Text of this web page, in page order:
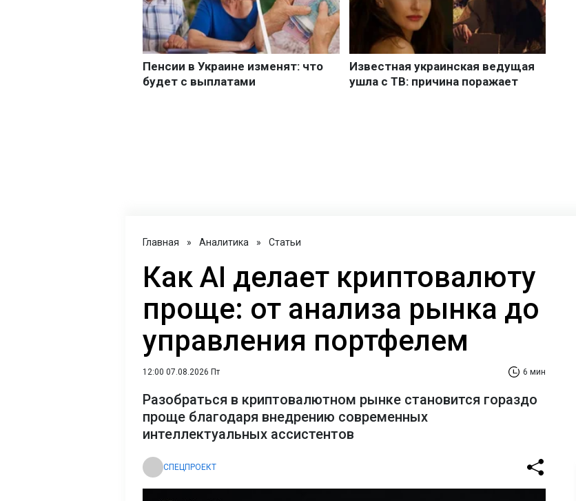
Главная » Аналитика » Статьи
Как AI делает криптовалюту
проще: от анализа рынка до
управления портфелем
12:00 07.08.2026 Пт 6 мин
Разобраться в криптовалютном рынке становится гораздо
проще благодаря внедрению современных
интеллектуальных ассистентов
СПЕЦПРОЕКТ